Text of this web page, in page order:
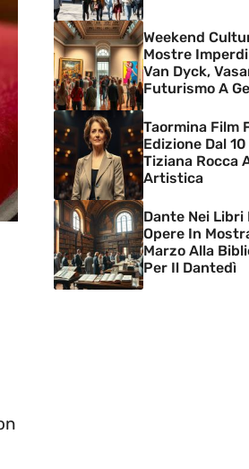
Weekend
Mostre
Van Dyck,
Futurismo A
Taormina Film
Edizione Dal
Tiziana Rocca
Artistica
Dante Nei Libri
Opere In
Marzo Alla
Per Il Dantedì